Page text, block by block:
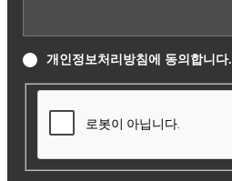
개인정보처리방침에 동의합니다.